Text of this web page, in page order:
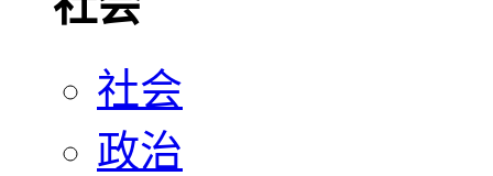
社会
政治